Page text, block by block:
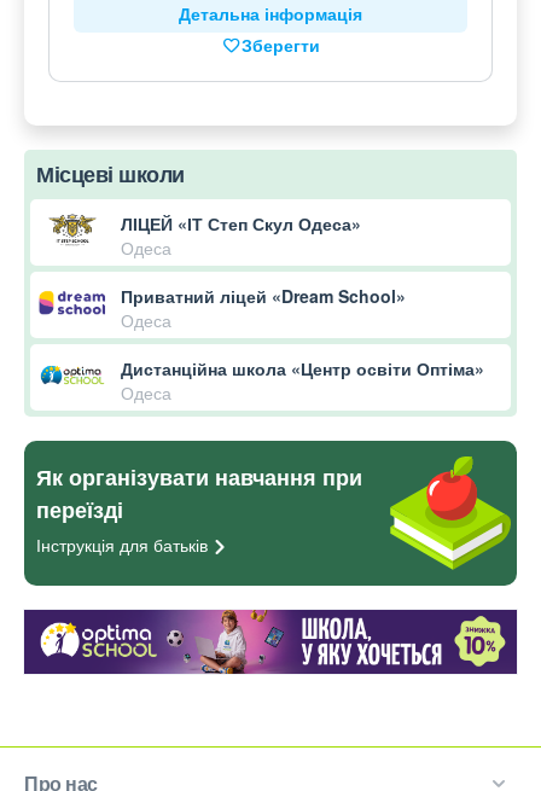
Детальна інформація
Зберегти
Місцеві школи
ЛІЦЕЙ «ІТ Степ Скул Одеса»
Одеса
Приватний ліцей «Dream School»
Одеса
Дистанційна школа «Центр освіти Оптіма»
Одеса
Як організувати навчання при
переїзді
Інструкція для батьків
Про нас